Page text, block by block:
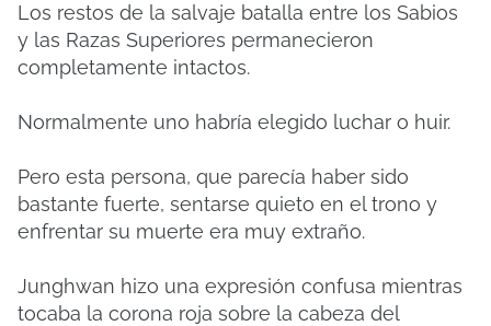
Los restos de la salvaje batalla entre los Sabios
y las Razas Superiores permanecieron
completamente intactos.
Normalmente uno habría elegido luchar o huir.
Pero esta persona, que parecía haber sido
bastante fuerte, sentarse quieto en el trono y
enfrentar su muerte era muy extraño.
Junghwan hizo una expresión confusa mientras
tocaba la corona roja sobre la cabeza del